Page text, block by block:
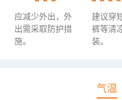
应减少外出，外
出需采取防护措
施。
建议穿
裤等清
装。
气温